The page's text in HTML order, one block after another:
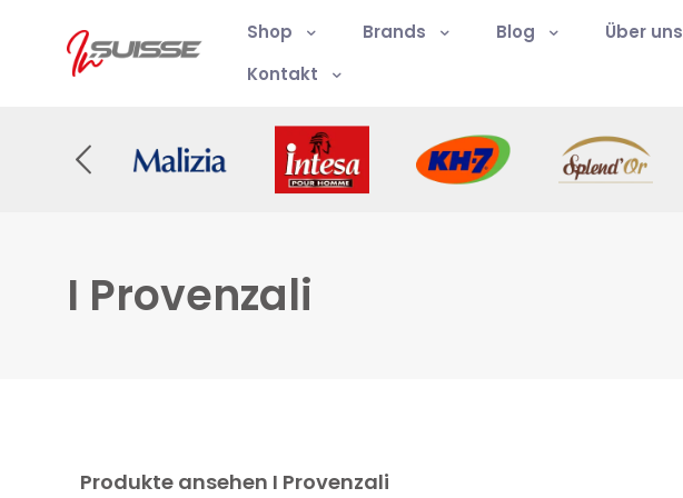
Shop Brands Blog
Über uns
Kontakt
I Provenzali
Produkte ansehen I Provenzali